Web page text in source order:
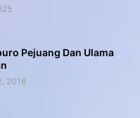
Pejuang Dan Ulama
2016